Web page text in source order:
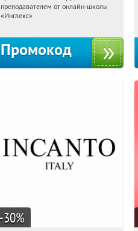
Россия
преподавателем от онлайн-школы
«Инглекс»
Промокод
-30%